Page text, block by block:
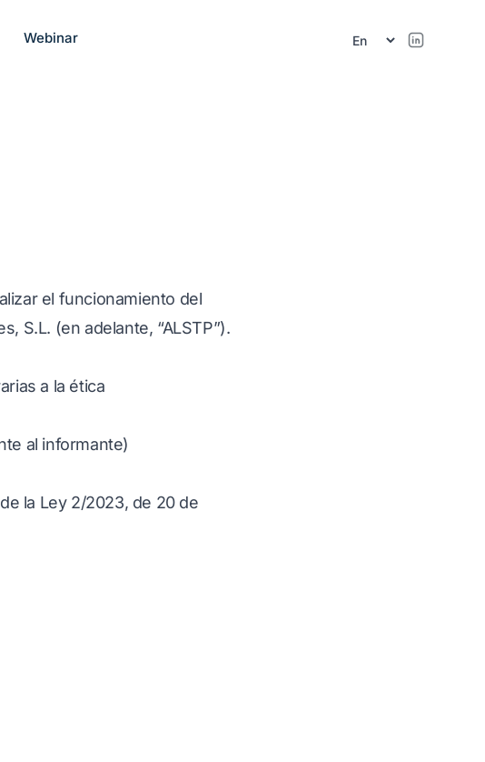
Webinar
el funcionamiento del
S.L. (en adelante, “ALSTP”).
a la ética
al informante)
la Ley 2/2023, de 20 de